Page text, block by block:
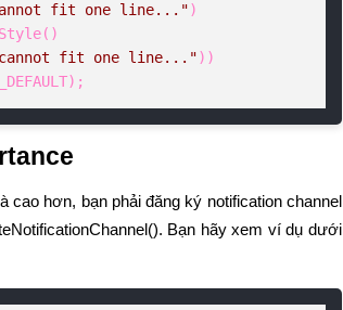
fit one line...")
cannot fit one line..."))
hơn, bạn phải đăng ký notification channel
Bạn hãy xem ví dụ dưới